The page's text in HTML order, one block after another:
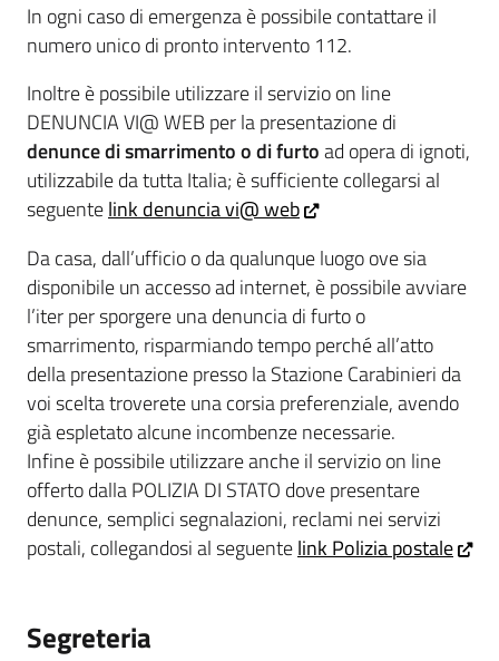
In ogni caso di emergenza è possibile contattare il
numero unico di pronto intervento 112.
Inoltre è possibile utilizzare il servizio on line
DENUNCIA VI@ WEB per la presentazione di
denunce di smarrimento o di furtoad opera di ignoti,
utilizzabile da tutta Italia; è sufficiente collegarsi al
seguentelink denuncia vi@ web
Da casa, dall’ufficio o da qualunque luogo ove sia
disponibile un accesso ad internet, è possibile avviare
l’iter per sporgere una denuncia di furto o
smarrimento, risparmiando tempo perché all’atto
della presentazione presso la Stazione Carabinieri da
voi scelta troverete una corsia preferenziale, avendo
già espletato alcune incombenze necessarie.
Infine è possibile utilizzare anche il servizio on line
offerto dalla POLIZIA DI STATO dove presentare
denunce, semplici segnalazioni, reclami nei servizi
postali, collegandosi al seguentelink Polizia postale
Segreteria